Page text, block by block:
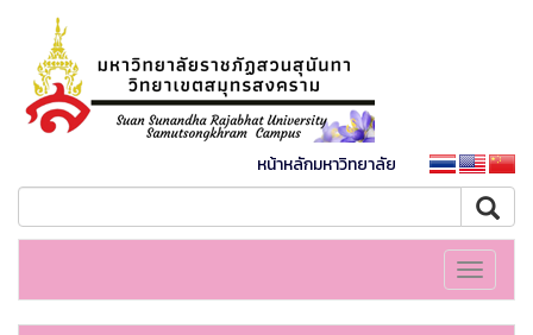
หน้าหลักมหาวิทยาลัย
Toggle